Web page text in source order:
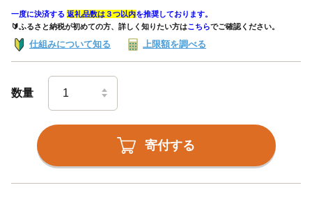
一度に決済する 返礼品数は３つ以内を推奨しております。
🔰ふるさと納税が初めての方、詳しく知りたい方はこちらでご確認ください。
仕組みについて知る 上限額を調べる
数量
寄付する